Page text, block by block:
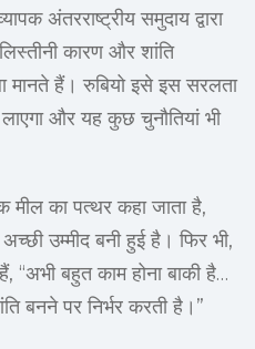
अंतरराष्ट्रीय समुदाय द्वारा
कारण और शांति
मानते हैं। रुबियो इसे इस सरलता
और यह कुछ चुनौतियां भी
मील का पत्थर कहा जाता है,
उम्मीद बनी हुई है। फिर भी,
“अभी बहुत काम होना बाकी है…
बनने पर निर्भर करती है।”